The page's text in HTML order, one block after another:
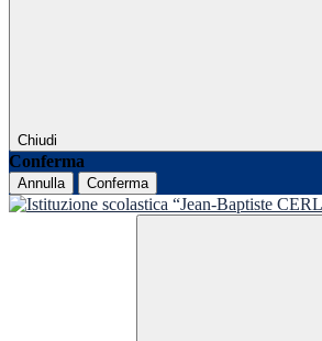
Chiudi
Conferma
Annulla Conferma